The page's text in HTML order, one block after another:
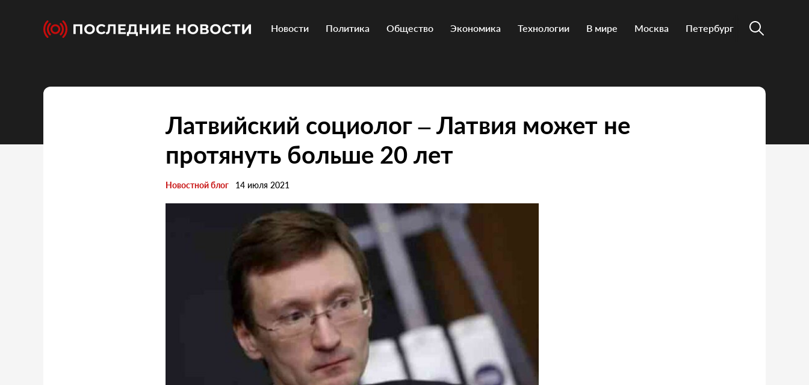
Новости Политика Общество Экономика Технологии В мире Москва Петербург
Латвийский социолог – Латвия может не
протянуть больше 20 лет
Новостной блог 14 июля 2021